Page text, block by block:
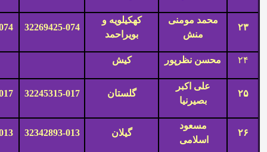
۲۳
محمد مومنی
منش
کهکیلویه و
بویراحمد
32269425-074
۲۴ محسن نظرپور کیش
۲۵
علی اکبر
بصیرنیا
گلستان 32245315-017
۲۶
مسعود
اسلامی
گیلان 32342893-013